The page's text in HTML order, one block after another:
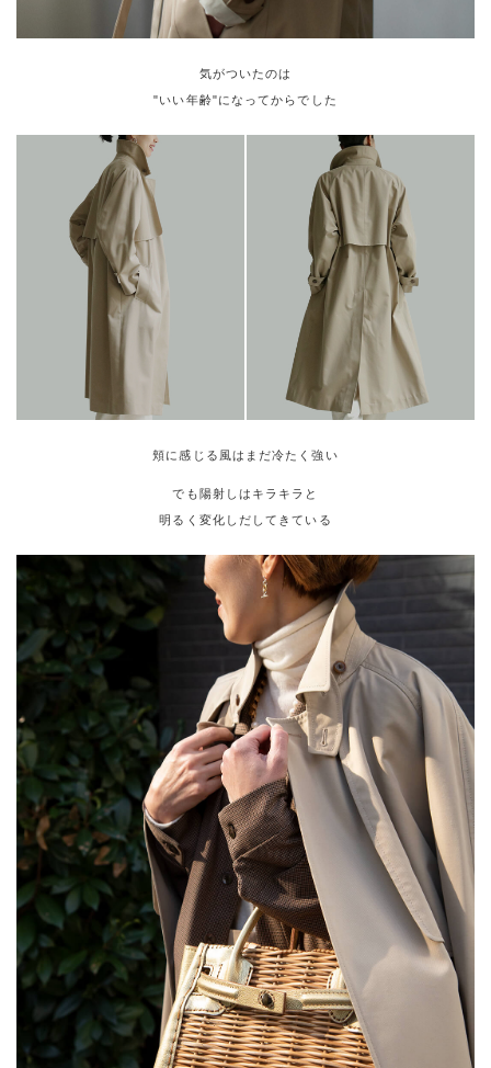
気がついたのは
"いい年齢"になってからでした
頬に感じる風はまだ冷たく強い
でも陽射しはキラキラと
明るく変化しだしてきている